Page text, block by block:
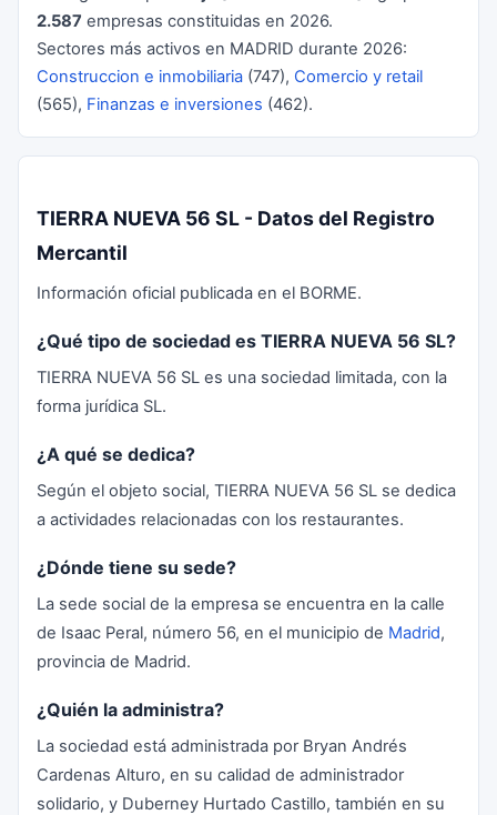
2.587 empresas constituidas en 2026.
Sectores más activos en MADRID durante 2026:
Construccion e inmobiliaria (747), Comercio y retail
(565), Finanzas e inversiones (462).
TIERRA NUEVA 56 SL - Datos del Registro
Mercantil
Información oficial publicada en el BORME.
¿Qué tipo de sociedad es TIERRA NUEVA 56 SL?
TIERRA NUEVA 56 SL es una sociedad limitada, con la
forma jurídica SL.
¿A qué se dedica?
Según el objeto social, TIERRA NUEVA 56 SL se dedica
a actividades relacionadas con los restaurantes.
¿Dónde tiene su sede?
La sede social de la empresa se encuentra en la calle
de Isaac Peral, número 56, en el municipio de Madrid,
provincia de Madrid.
¿Quién la administra?
La sociedad está administrada por Bryan Andrés
Cardenas Alturo, en su calidad de administrador
solidario, y Duberney Hurtado Castillo, también en su